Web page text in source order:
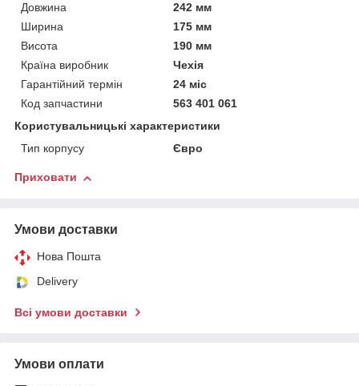
Довжина
242 мм
Ширина
175 мм
Висота
190 мм
Країна виробник
Чехія
Гарантійний термін
24 міс
Код запчастини
563 401 061
Користувальницькі характеристики
Тип корпусу
Євро
Приховати
Умови доставки
Нова Пошта
Delivery
Всі умови доставки
Умови оплати